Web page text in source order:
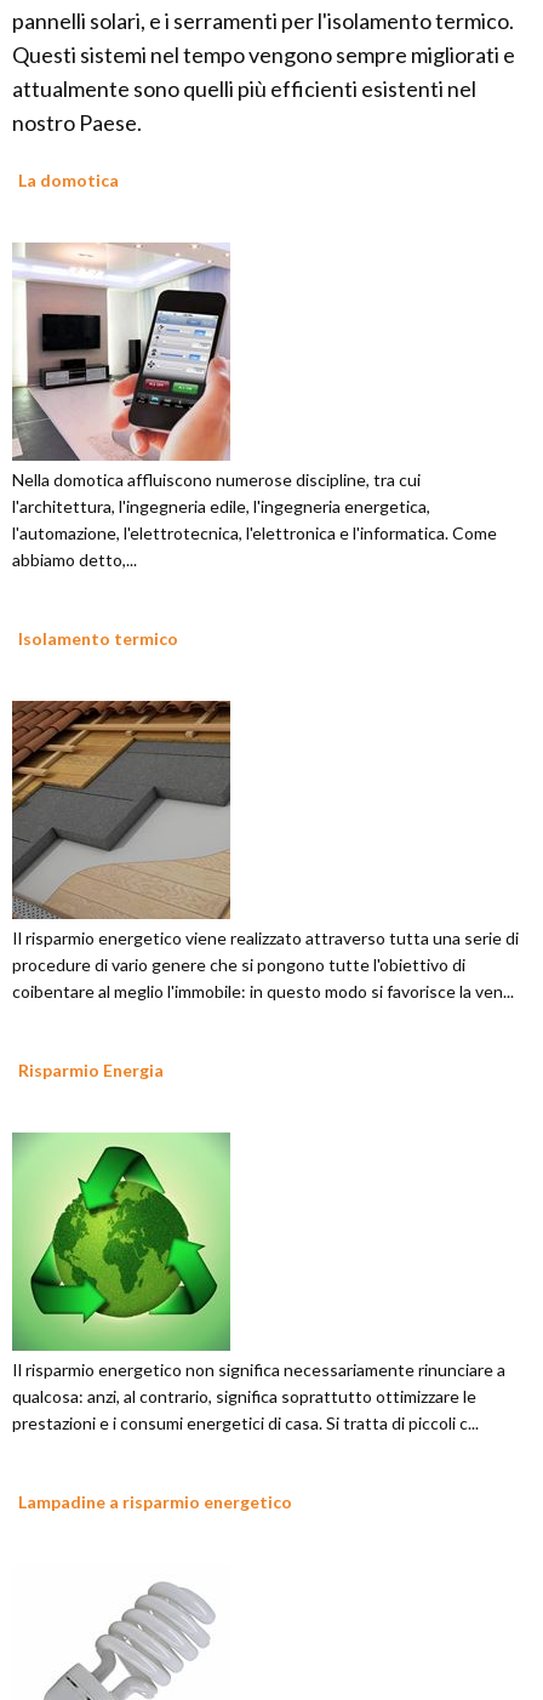
pannelli solari, e i serramenti per l'isolamento termico.
Questi sistemi nel tempo vengono sempre migliorati e
attualmente sono quelli più efficienti esistenti nel
nostro Paese.
La domotica
Nella domotica affluiscono numerose discipline, tra cui
l'architettura, l'ingegneria edile, l'ingegneria energetica,
l'automazione, l'elettrotecnica, l'elettronica e l'informatica. Come
abbiamo detto,...
Isolamento termico
Il risparmio energetico viene realizzato attraverso tutta una serie di
procedure di vario genere che si pongono tutte l'obiettivo di
coibentare al meglio l'immobile: in questo modo si favorisce la ven...
Risparmio Energia
Il risparmio energetico non significa necessariamente rinunciare a
qualcosa: anzi, al contrario, significa soprattutto ottimizzare le
prestazioni e i consumi energetici di casa. Si tratta di piccoli c...
Lampadine a risparmio energetico